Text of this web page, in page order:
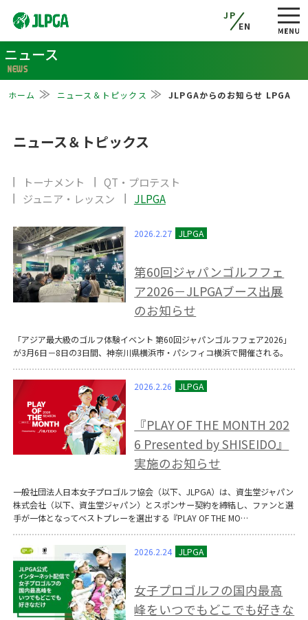
JP
EN
ニュース
NEWS
ホーム ニュース＆トピックス JLPGAからのお知らせ LPGA
ニュース＆トピックス
トーナメント
QT・プロテスト
ジュニア・レッスン
JLPGA
2026.2.27
第60回ジャパンゴルフフェ
ア2026－JLPGAブース出展
のお知らせ
「アジア最大級のゴルフ体験イベント 第60回ジャパンゴルフフェア2026」
が3月6日－8日の3日間、神奈川県横浜市・パシフィコ横浜で開催される。
2026.2.26
『PLAY OF THE MONTH 202
6 Presented by SHISEIDO』
実施のお知らせ
一般社団法人日本女子プロゴルフ協会（以下、JLPGA）は、資生堂ジャパン
株式会社（以下、資生堂ジャパン）とスポンサー契約を締結し、ファンと選
手が一体となってベストプレーを選出する『PLAY OF THE MO…
2026.2.24
女子プロゴルフの国内最高
峰をいつでもどこでも好きな